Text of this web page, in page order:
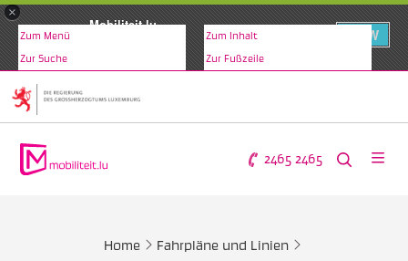
×
Mobiliteit.lu
VIEW
Zum Menü Zum Inhalt
Zur Suche Zur Fußzeile
2465 2465
Home Fahrpläne und Linien